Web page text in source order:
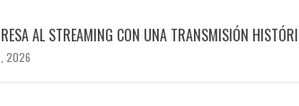
AL STREAMING CON UNA TRANSMISIÓN
2026